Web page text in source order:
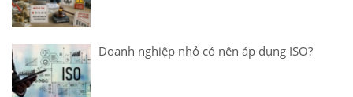
Doanh nghiệp nhỏ có nên áp dụng ISO?